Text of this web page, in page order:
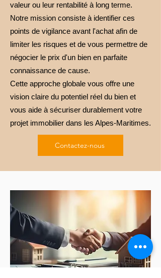
valeur ou leur rentabilité à long terme.
Notre mission consiste à identifier ces
points de vigilance avant l'achat afin de
limiter les risques et de vous permettre de
négocier le prix d'un bien en parfaite
connaissance de cause.
Cette approche globale vous offre une
vision claire du potentiel réel du bien et
vous aide à sécuriser durablement votre
projet immobilier dans les Alpes-Maritimes.
Contactez-nous